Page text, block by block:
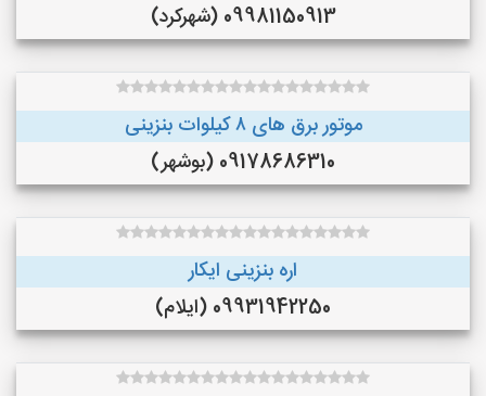
09981150913 (شهرکرد)
موتور برق های ٨ کیلوات بنزینی
09178686310 (بوشهر)
اره بنزینی ایکار
09931942250 (ایلام)